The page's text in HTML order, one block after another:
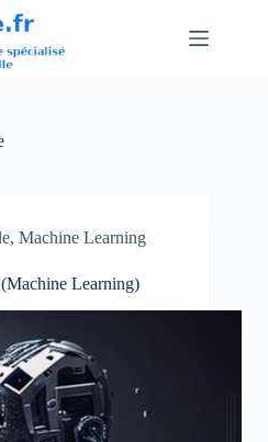
, Machine Learning
Learning)